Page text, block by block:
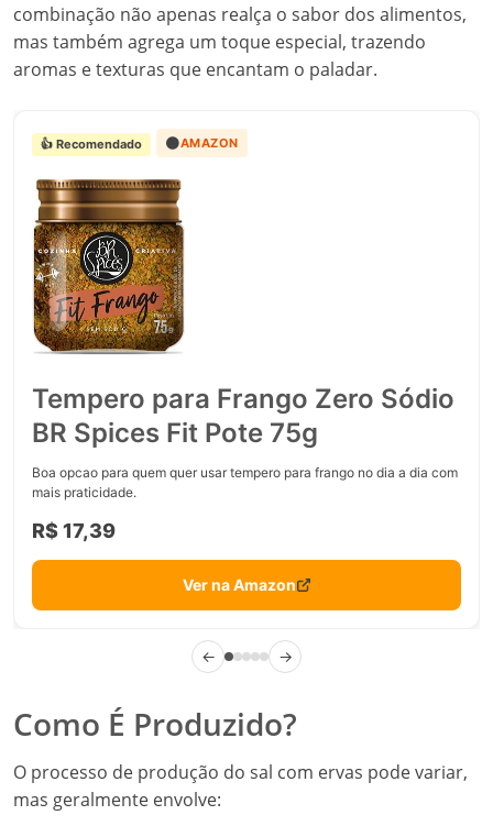
combinação não apenas realça o sabor dos alimentos,
mas também agrega um toque especial, trazendo
aromas e texturas que encantam o paladar.
👍 Recomendado 🟠AMAZON
Tempero para Frango Zero Sódio
BR Spices Fit Pote 75g
Boa opcao para quem quer usar tempero para frango no dia a dia com
mais praticidade.
R$ 17,39
Ver na Amazon
← →
Como É Produzido?
O processo de produção do sal com ervas pode variar,
mas geralmente envolve: